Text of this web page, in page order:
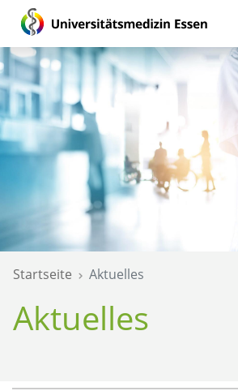
Startseite Aktuelles
Aktuelles